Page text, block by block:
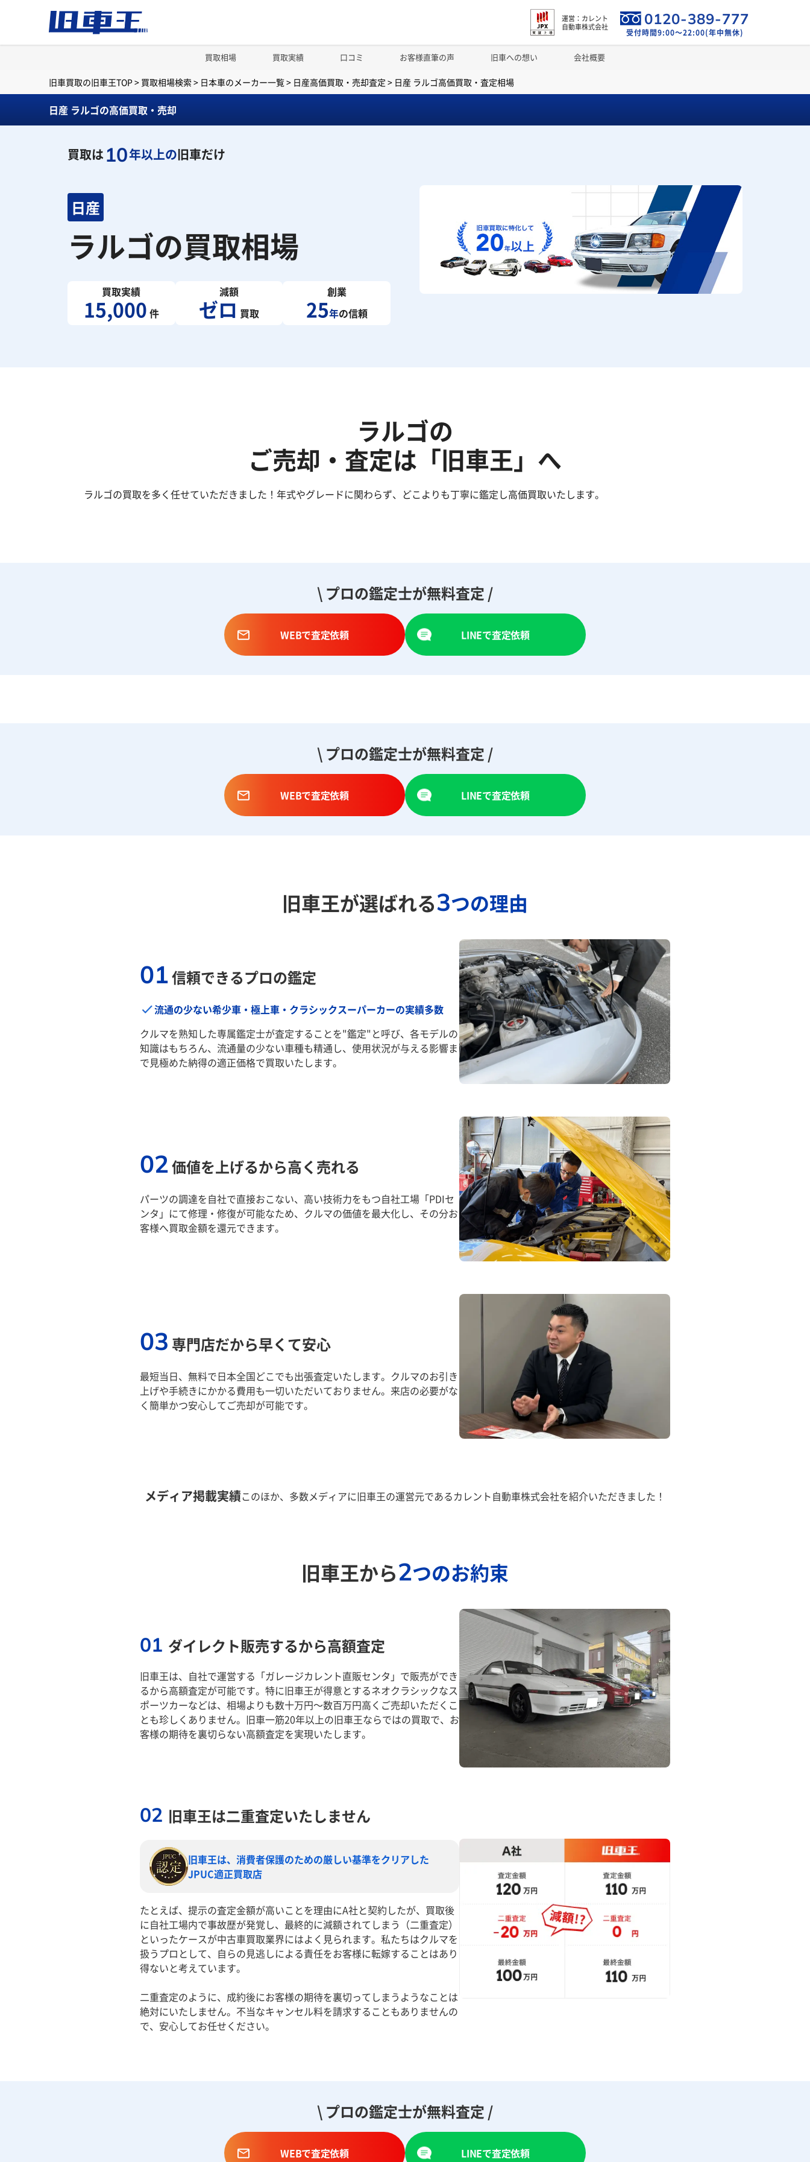
運営：カレント
自動車株式会社
0120-389-777
受付時間9:00～22:00(年中無休)
買取相場 買取実績 口コミ お客様直筆の声 旧車への想い 会社概要
旧車買取の旧車王TOP > 買取相場検索 > 日本車のメーカー一覧> 日産高価買取・売却査定 > 日産 ラルゴ高価買取・査定相場
日産 ラルゴの高価買取・売却
買取は10年以上の旧車だけ
日産
ラルゴの買取相場
買取実績
15,000 件
減額
ゼロ 買取
創業
25年の信頼
ラルゴの
ご売却・査定は「旧車王」へ
ラルゴの買取を多く任せていただきました！年式やグレードに関わらず、どこよりも丁寧に鑑定し高価買取いたします。
\ プロの鑑定士が無料査定 /
WEBで査定依頼 LINEで査定依頼
\ プロの鑑定士が無料査定 /
WEBで査定依頼 LINEで査定依頼
旧車王が選ばれる3つの理由
01信頼できるプロの鑑定
流通の少ない希少車・極上車・クラシックスーパーカーの実績多数
クルマを熟知した専属鑑定士が査定することを"鑑定"と呼び、各モデルの
知識はもちろん、流通量の少ない車種も精通し、使用状況が与える影響ま
で見極めた納得の適正価格で買取いたします。
02価値を上げるから高く売れる
パーツの調達を自社で直接おこない、高い技術力をもつ自社工場「PDIセ
ンタ」にて修理・修復が可能なため、クルマの価値を最大化し、その分お
客様へ買取金額を還元できます。
03 専門店だから早くて安心
最短当日、無料で日本全国どこでも出張査定いたします。クルマのお引き
上げや手続きにかかる費用も一切いただいておりません。来店の必要がな
く簡単かつ安心してご売却が可能です。
メディア掲載実績このほか、多数メディアに旧車王の運営元であるカレント自動車株式会社を紹介いただきました！
旧車王から2つのお約束
01 ダイレクト販売するから高額査定
旧車王は、自社で運営する「ガレージカレント直販センタ」で販売ができ
るから高額査定が可能です。特に旧車王が得意とするネオクラシックなス
ポーツカーなどは、相場よりも数十万円～数百万円高くご売却いただくこ
とも珍しくありません。旧車一筋20年以上の旧車王ならではの買取で、お
客様の期待を裏切らない高額査定を実現いたします。
02 旧車王は二重査定いたしません
旧車王は、消費者保護のための厳しい基準をクリアした
JPUC適正買取店
たとえば、提示の査定金額が高いことを理由にA社と契約したが、買取後
に自社工場内で事故歴が発覚し、最終的に減額されてしまう（二重査定）
といったケースが中古車買取業界にはよく見られます。私たちはクルマを
扱うプロとして、自らの見逃しによる責任をお客様に転嫁することはあり
得ないと考えています。
二重査定のように、成約後にお客様の期待を裏切ってしまうようなことは
絶対にいたしません。不当なキャンセル料を請求することもありませんの
で、安心してお任せください。
\ プロの鑑定士が無料査定 /
WEBで査定依頼 LINEで査定依頼